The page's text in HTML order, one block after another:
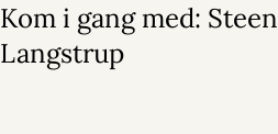
Kom i gang med: Steen
Langstrup